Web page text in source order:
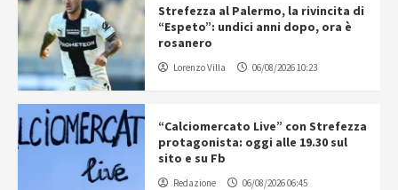
Strefezza al Palermo, la rivincita di
“Espeto”: undici anni dopo, ora è
rosanero
Lorenzo Villa 06/08/2026 10:23
“Calciomercato Live” con Strefezza
protagonista: oggi alle 19.30 sul
sito e su Fb
Redazione 06/08/2026 06:45